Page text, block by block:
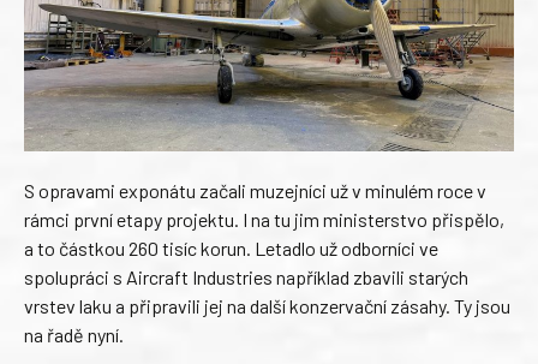
S opravami exponátu začali muzejníci už v minulém roce v
rámci první etapy projektu. I na tu jim ministerstvo přispělo,
a to částkou 260 tisíc korun. Letadlo už odborníci ve
spolupráci s Aircraft Industries například zbavili starých
vrstev laku a připravili jej na další konzervační zásahy. Ty jsou
na řadě nyní.